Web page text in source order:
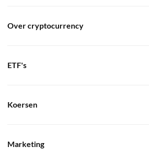
Over cryptocurrency
ETF's
Koersen
Marketing